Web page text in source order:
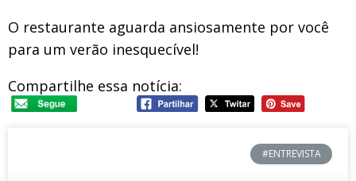
O restaurante aguarda ansiosamente por você
para um verão inesquecível!
Compartilhe essa notícia:
#ENTREVISTA